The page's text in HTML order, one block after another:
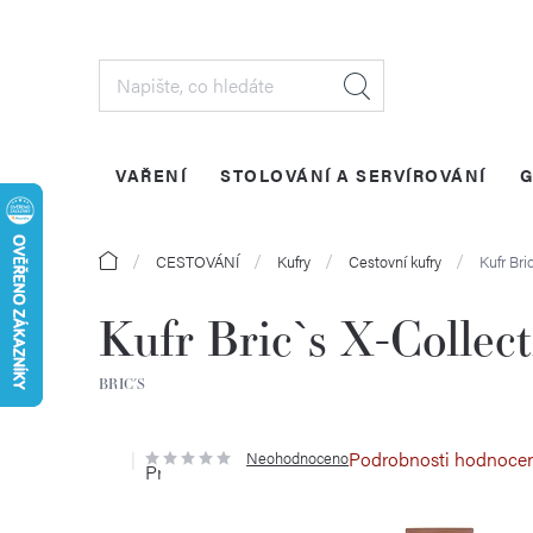
VAŘENÍ STOLOVÁNÍ A SERVÍROVÁNÍ
DomůCESTOVÁNÍ Kufry Cestovní kufry Kufr
Kufr Bric`s X-
BRIC´S
Průměrné
hodnocení
NeohodnocenoPodrobnosti